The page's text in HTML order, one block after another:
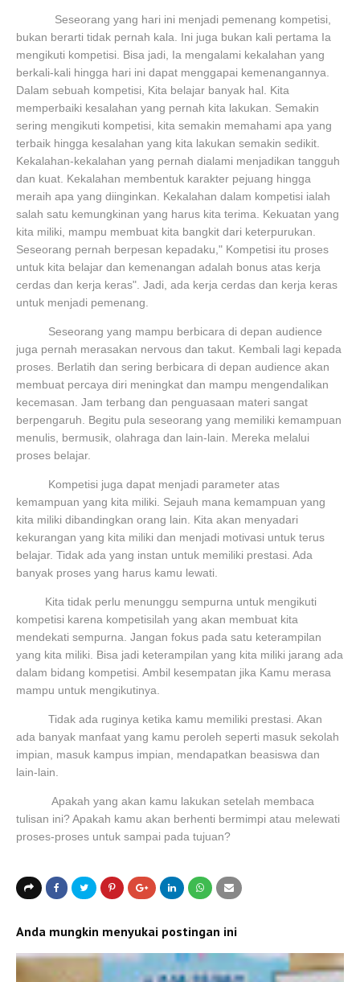
Seseorang yang hari ini menjadi pemenang kompetisi,
bukan berarti tidak pernah kala. Ini juga bukan kali pertama Ia
mengikuti kompetisi. Bisa jadi, Ia mengalami kekalahan yang
berkali-kali hingga hari ini dapat menggapai kemenangannya.
Dalam sebuah kompetisi, Kita belajar banyak hal. Kita
memperbaiki kesalahan yang pernah kita lakukan. Semakin
sering mengikuti kompetisi, kita semakin memahami apa yang
terbaik hingga kesalahan yang kita lakukan semakin sedikit.
Kekalahan-kekalahan yang pernah dialami menjadikan tangguh
dan kuat. Kekalahan membentuk karakter pejuang hingga
meraih apa yang diinginkan. Kekalahan dalam kompetisi ialah
salah satu kemungkinan yang harus kita terima. Kekuatan yang
kita miliki, mampu membuat kita bangkit dari keterpurukan.
Seseorang pernah berpesan kepadaku," Kompetisi itu proses
untuk kita belajar dan kemenangan adalah bonus atas kerja
cerdas dan kerja keras". Jadi, ada kerja cerdas dan kerja keras
untuk menjadi pemenang.
Seseorang yang mampu berbicara di depan audience
juga pernah merasakan nervous dan takut. Kembali lagi kepada
proses. Berlatih dan sering berbicara di depan audience akan
membuat percaya diri meningkat dan mampu mengendalikan
kecemasan. Jam terbang dan penguasaan materi sangat
berpengaruh. Begitu pula seseorang yang memiliki kemampuan
menulis, bermusik, olahraga dan lain-lain. Mereka melalui
proses belajar.
Kompetisi juga dapat menjadi parameter atas
kemampuan yang kita miliki. Sejauh mana kemampuan yang
kita miliki dibandingkan orang lain. Kita akan menyadari
kekurangan yang kita miliki dan menjadi motivasi untuk terus
belajar. Tidak ada yang instan untuk memiliki prestasi. Ada
banyak proses yang harus kamu lewati.
Kita tidak perlu menunggu sempurna untuk mengikuti
kompetisi karena kompetisilah yang akan membuat kita
mendekati sempurna. Jangan fokus pada satu keterampilan
yang kita miliki. Bisa jadi keterampilan yang kita miliki jarang ada
dalam bidang kompetisi. Ambil kesempatan jika Kamu merasa
mampu untuk mengikutinya.
Tidak ada ruginya ketika kamu memiliki prestasi. Akan
ada banyak manfaat yang kamu peroleh seperti masuk sekolah
impian, masuk kampus impian, mendapatkan beasiswa dan
lain-lain.
Apakah yang akan kamu lakukan setelah membaca
tulisan ini? Apakah kamu akan berhenti bermimpi atau melewati
proses-proses untuk sampai pada tujuan?
Anda mungkin menyukai postingan ini